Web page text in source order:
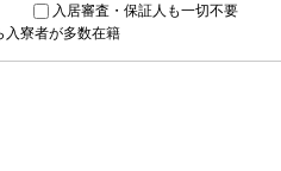
入居審査・保証人も一切不要
入寮者が多数在籍